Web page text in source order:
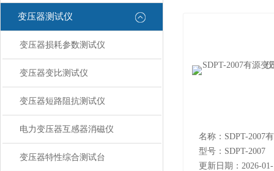
变压器测试仪
变压器损耗参数测试仪
变压器变比测试仪
变压器短路阻抗测试仪
电力变压器互感器消磁仪
变压器特性综合测试台
型号：SDPT-2007
更新日期：2026-